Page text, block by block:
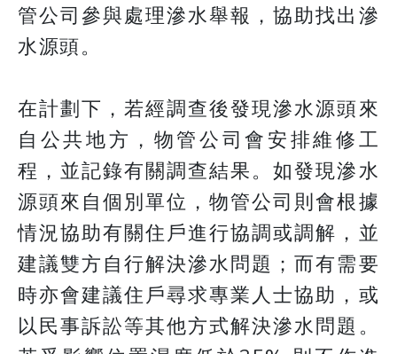
管公司參與處理滲水舉報，協助找出滲
水源頭。
在計劃下，若經調查後發現滲水源頭來
自公共地方，物管公司會安排維修工
程，並記錄有關調查結果。如發現滲水
源頭來自個別單位，物管公司則會根據
情況協助有關住戶進行協調或調解，並
建議雙方自行解決滲水問題；而有需要
時亦會建議住戶尋求專業人士協助，或
以民事訴訟等其他方式解決滲水問題。